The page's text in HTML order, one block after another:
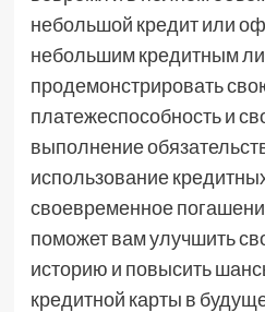
небольшой кредит или
небольшим кредитным
продемонстрировать
платежеспособность и
выполнение
использование
своевременное
поможет вам улучшить
историю и повысить
кредитной карты в